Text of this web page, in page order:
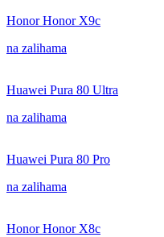
Honor Honor X9c
na zalihama
Huawei Pura 80 Ultra
na zalihama
Huawei Pura 80 Pro
na zalihama
Honor Honor X8c